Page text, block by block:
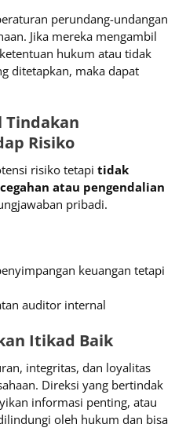
perundang-undangan
Jika mereka mengambil
hukum atau tidak
ditetapkan, maka dapat
Tindakan
Risiko
risiko tetapi tidak
atau pengendalian
pribadi.
keuangan tetapi
auditor internal
Itikad Baik
integritas, dan loyalitas
Direksi yang bertindak
informasi penting, atau
oleh hukum dan bisa